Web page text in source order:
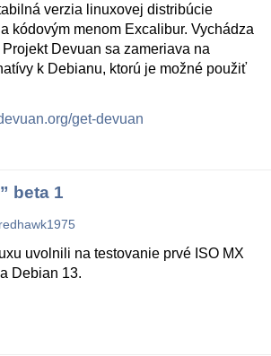
verzia linuxovej distribúcie
kódovým menom Excalibur. Vychádza
Devuan sa zameriava na
k Debianu, ktorú je možné použiť
get-devuan
beta 1
redhawk1975
uvolnili na testovanie prvé ISO MX
Debian 13.